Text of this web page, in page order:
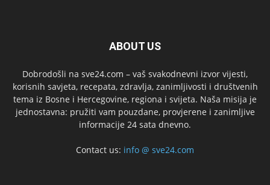
ABOUT US
Dobrodošli na sve24.com – vaš svakodnevni izvor vijesti,
korisnih savjeta, recepata, zdravlja, zanimljivosti i društvenih
tema iz Bosne i Hercegovine, regiona i svijeta. Naša misija je
jednostavna: pružiti vam pouzdane, provjerene i zanimljive
informacije 24 sata dnevno.
Contact us: info @ sve24.com